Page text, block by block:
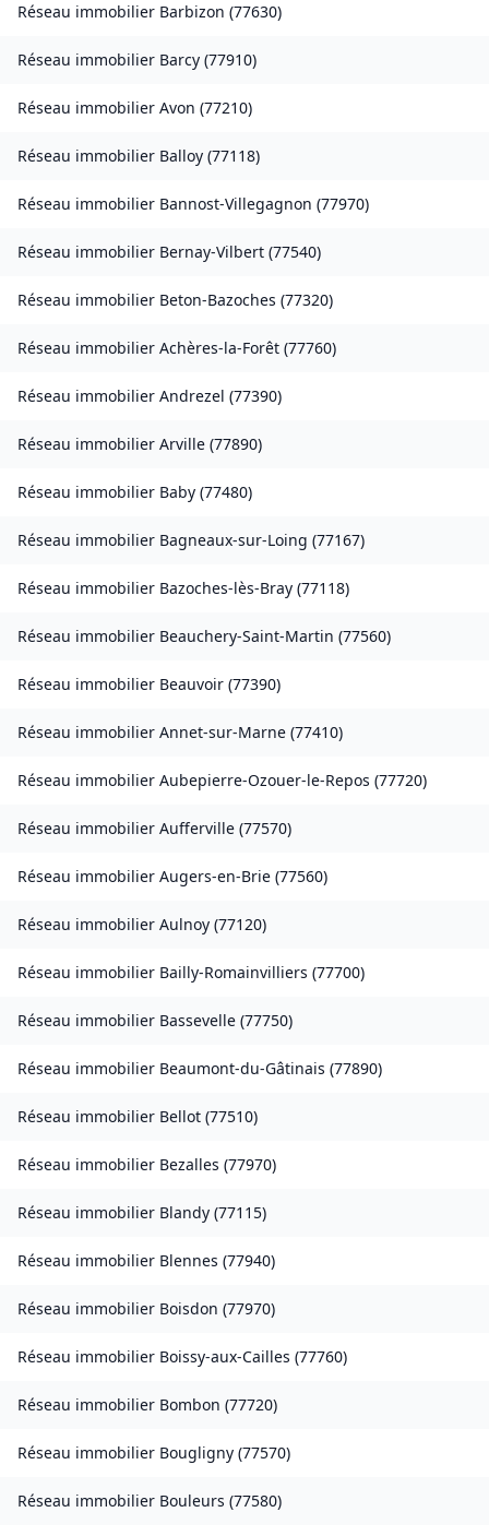
Réseau immobilier Barbizon (77630)
Réseau immobilier Barcy (77910)
Réseau immobilier Avon (77210)
Réseau immobilier Balloy (77118)
Réseau immobilier Bannost-Villegagnon (77970)
Réseau immobilier Bernay-Vilbert (77540)
Réseau immobilier Beton-Bazoches (77320)
Réseau immobilier Achères-la-Forêt (77760)
Réseau immobilier Andrezel (77390)
Réseau immobilier Arville (77890)
Réseau immobilier Baby (77480)
Réseau immobilier Bagneaux-sur-Loing (77167)
Réseau immobilier Bazoches-lès-Bray (77118)
Réseau immobilier Beauchery-Saint-Martin (77560)
Réseau immobilier Beauvoir (77390)
Réseau immobilier Annet-sur-Marne (77410)
Réseau immobilier Aubepierre-Ozouer-le-Repos (77720)
Réseau immobilier Aufferville (77570)
Réseau immobilier Augers-en-Brie (77560)
Réseau immobilier Aulnoy (77120)
Réseau immobilier Bailly-Romainvilliers (77700)
Réseau immobilier Bassevelle (77750)
Réseau immobilier Beaumont-du-Gâtinais (77890)
Réseau immobilier Bellot (77510)
Réseau immobilier Bezalles (77970)
Réseau immobilier Blandy (77115)
Réseau immobilier Blennes (77940)
Réseau immobilier Boisdon (77970)
Réseau immobilier Boissy-aux-Cailles (77760)
Réseau immobilier Bombon (77720)
Réseau immobilier Bougligny (77570)
Réseau immobilier Bouleurs (77580)